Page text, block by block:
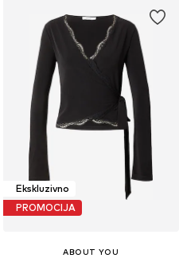
Ekskluzivno
PROMOCIJA
ABOUT YOU